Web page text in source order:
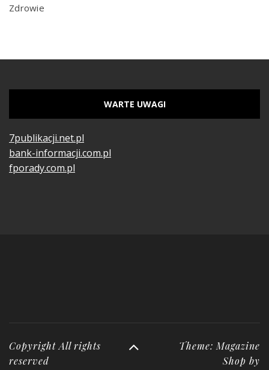
Zdrowie
WARTE UWAGI
7publikacji.net.pl
bank-informacji.com.pl
fporady.com.pl
Copyright All rights
reserved
Theme: Magazine
Shop by